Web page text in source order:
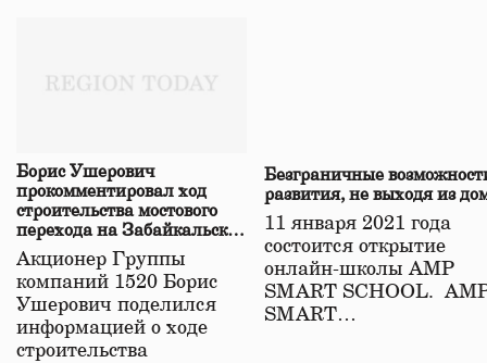
Борис Ушерович
прокомментировал ход
строительства мостового
перехода на Забайкальской
железной дороге
Акционер Группы
компаний 1520 Борис
Ушерович поделился
информацией о ходе
строительства
Безграничные
развития, не выходя из
11 января 2021 года
состоится открытие
онлайн-школы АМР
SMART SCHOOL.
SMART…